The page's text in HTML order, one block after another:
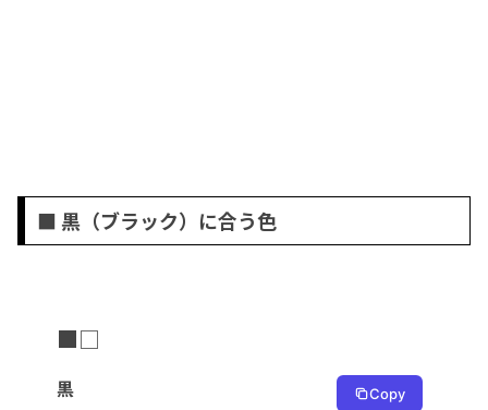
■ 黒（ブラック）に合う色
■□
黒 Copy